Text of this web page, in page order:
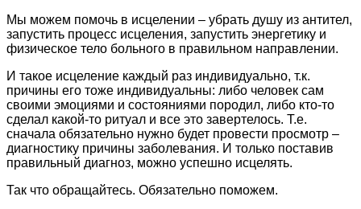
Мы можем помочь в исцелении – убрать душу из антител,
запустить процесс исцеления, запустить энергетику и
физическое тело больного в правильном направлении.
И такое исцеление каждый раз индивидуально, т.к.
причины его тоже индивидуальны: либо человек сам
своими эмоциями и состояниями породил, либо кто-то
сделал какой-то ритуал и все это завертелось. Т.е.
сначала обязательно нужно будет провести просмотр –
диагностику причины заболевания. И только поставив
правильный диагноз, можно успешно исцелять.
Так что обращайтесь. Обязательно поможем.